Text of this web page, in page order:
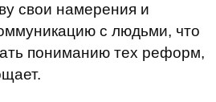
свои намерения и
с людьми, что
пониманию тех реформ,